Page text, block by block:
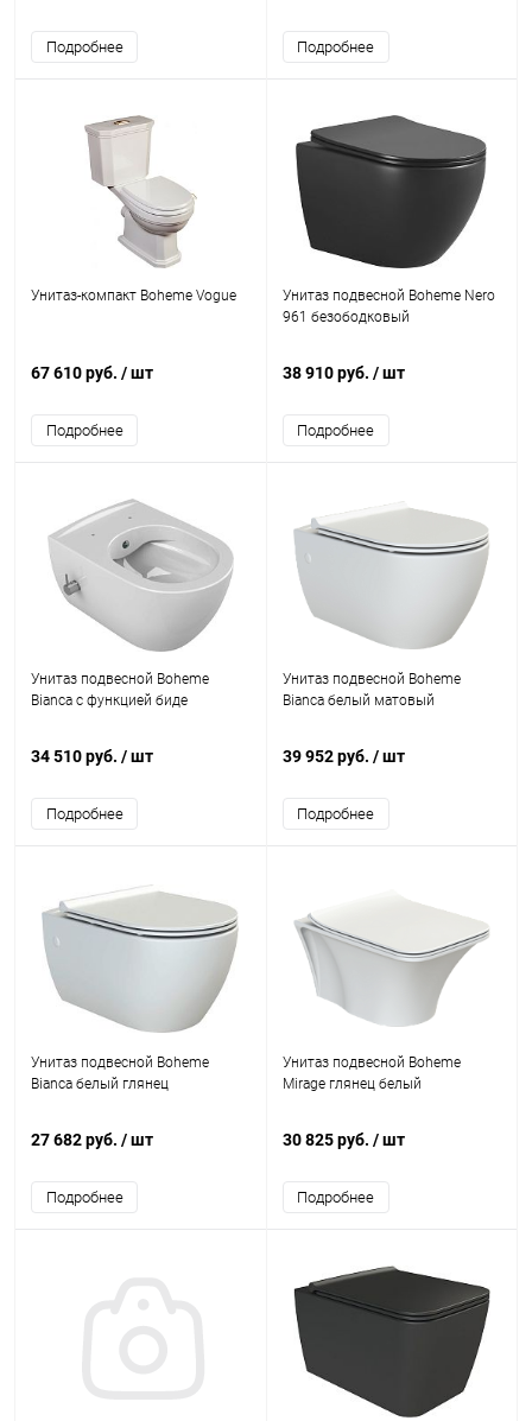
Подробнее Подробнее
Унитаз-компакт Boheme Vogue
67 610 руб. / шт
Подробнее
Унитаз подвесной Boheme Nero
961 безободковый
38 910 руб. / шт
Подробнее
Унитаз подвесной Boheme
Bianca с функцией биде
34 510 руб. / шт
Подробнее
Унитаз подвесной Boheme
Bianca белый матовый
39 952 руб. / шт
Подробнее
Унитаз подвесной Boheme
Bianca белый глянец
27 682 руб. / шт
Подробнее
Унитаз подвесной Boheme
Mirage глянец белый
30 825 руб. / шт
Подробнее